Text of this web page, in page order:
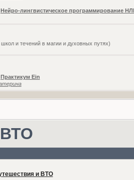
Нейро-лингвистическое программирование
и течений в магии и духовных путях)
Практикум Ein
и ВТО